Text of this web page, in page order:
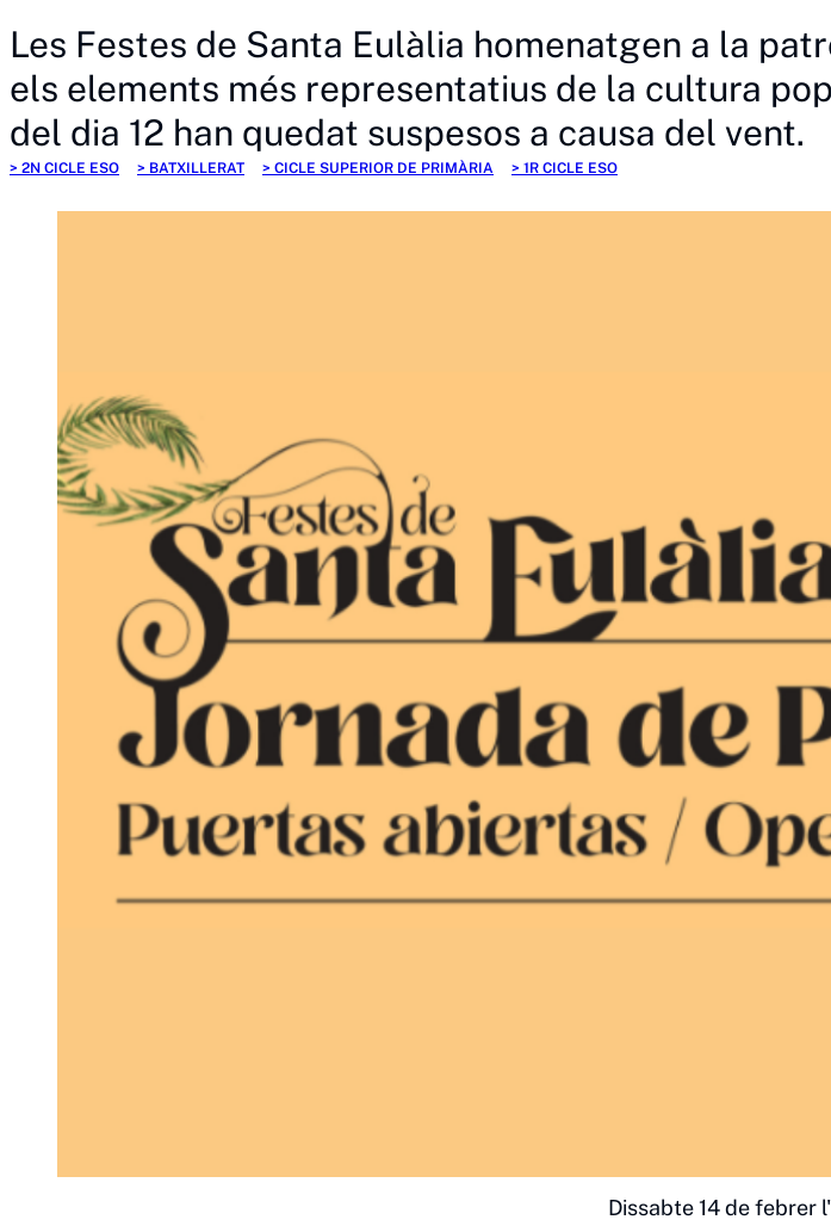
Les Festes de Santa Eulàlia homenatgen a la
els elements més representatius de la cultura
del dia 12 han quedat suspesos a causa del vent.
2N CICLE ESO BATXILLERAT CICLE SUPERIOR DE PRIMÀRIA 1R CICLE ESO
Dissabte 14 de febrer